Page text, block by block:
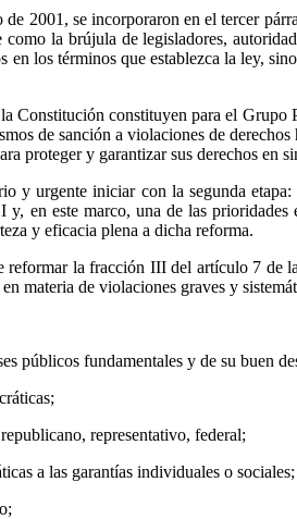
2001, se incorporaron en el tercer
como la brújula de legisladores,
en los términos que establezca la ley,
Constitución constituyen para el
de sanción a violaciones de
proteger y garantizar sus derechos en
y urgente iniciar con la segunda
en este marco, una de las prioridades
y eficacia plena a dicha reforma.
reformar la fracción III del artículo 7 de
materia de violaciones graves y
públicos fundamentales y de su buen
representativo, federal;
a las garantías individuales o sociales;